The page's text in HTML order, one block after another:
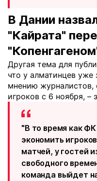
В Дании
"Кайрата"
Другая тема для
что у алматинцев
мнению журналистов,
игроков с 6 ноября, –
"В то время как
экономить
матчей, у гостей
свободного
команда выйдет